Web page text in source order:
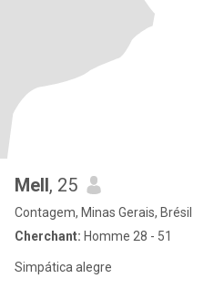
Mell, 25
Contagem, Minas Gerais, Brésil
Cherchant: Homme 28 - 51
Simpática alegre